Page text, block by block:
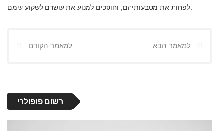
למאמר הקודם למאמר הבא
רשום פופולרי